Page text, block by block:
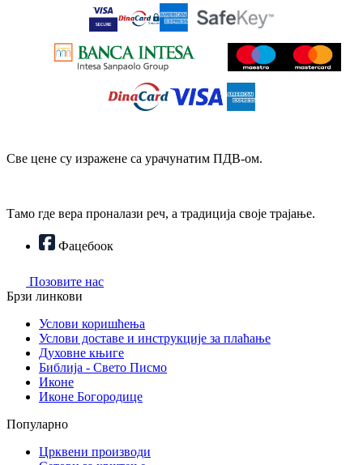
Све цене су изражене са урачунатим ПДВ-ом.
Тамо где вера проналази реч, а традиција своје трајање.
Фацебоок
Позовите нас
Брзи линкови
Услови коришћења
Услови доставе и инструкције за плаћање
Духовне књиге
Библија - Свето Писмо
Иконе
Иконе Богородице
Популарно
Црквени производи